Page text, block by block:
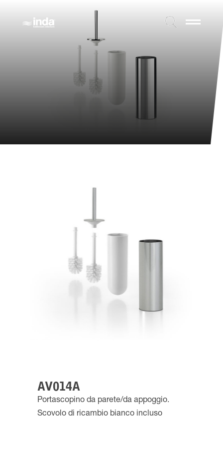
AV014A
Portascopino da parete/da appoggio.
Scovolo di ricambio bianco incluso